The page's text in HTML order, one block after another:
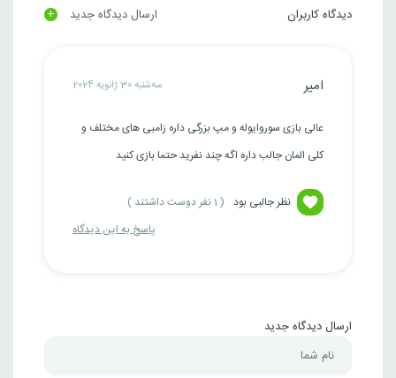
دیدگاه کاربران ارسال دیدگاه جدید +
امیر سه‌شنبه 30 ژانویه 2024
عالی بازی سوروایوله و مپ بزرگی داره زامبی های مختلف و
کلی المان جالب داره اگه چند نفرید حتما بازی کنید
نظر جالبی بود (
1نفر دوست داشتند )
پاسخ به این دیدگاه
ارسال دیدگاه جدید